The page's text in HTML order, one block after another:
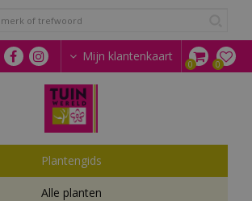
Mijn klantenkaart
Plantengids
Alle planten